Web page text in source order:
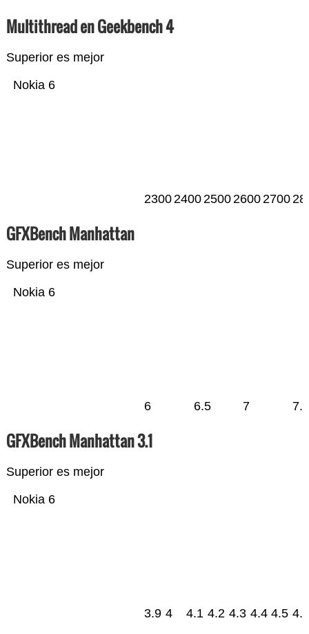
Multithread en Geekbench 4
Superior es mejor
Nokia 6
23002400250026002700
GFXBench Manhattan
Superior es mejor
Nokia 6
6 6.5 7 7.5
GFXBench Manhattan 3.1
Superior es mejor
Nokia 6
3.9 4 4.1 4.2 4.3 4.4 4.5 4.6